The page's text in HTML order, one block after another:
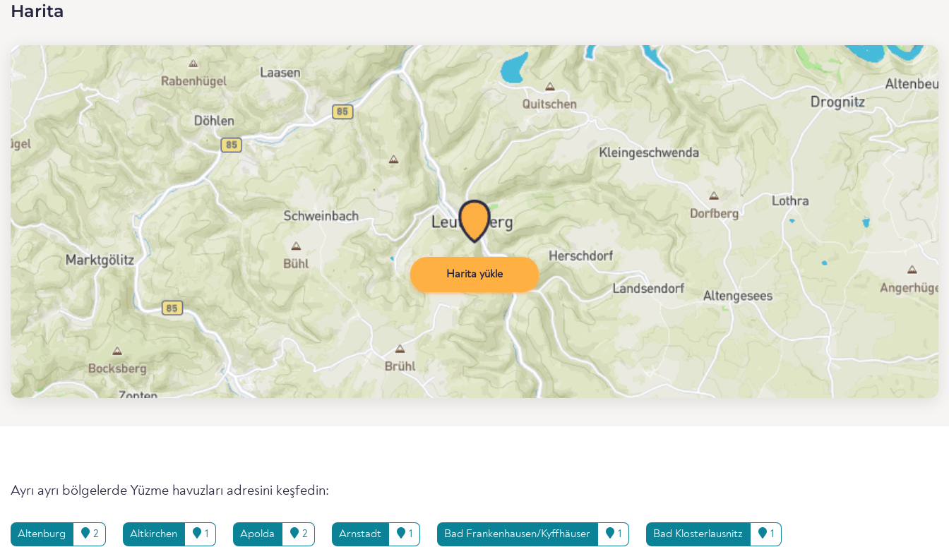
Harita
Harita yükle
Ayrı ayrı bölgelerde Yüzme havuzları adresini keşfedin:
Altenburg 2 Altkirchen 1 Apolda 2 Arnstadt 1 Bad Frankenhausen/Kyffhäuser 1 Bad Klosterlausnitz 1